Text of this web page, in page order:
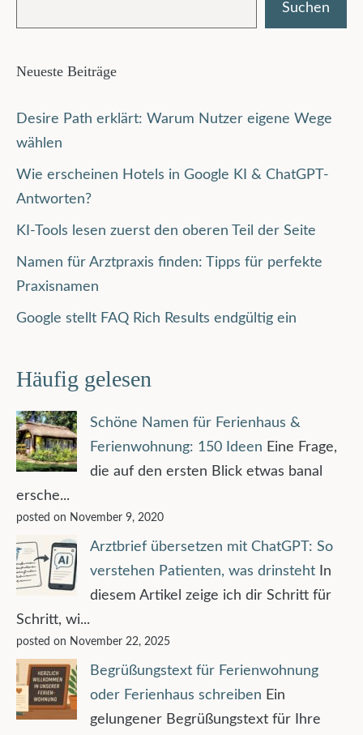
Suchen
Neueste Beiträge
Desire Path erklärt: Warum Nutzer eigene Wege
wählen
Wie erscheinen Hotels in Google KI & ChatGPT-
Antworten?
KI-Tools lesen zuerst den oberen Teil der Seite
Namen für Arztpraxis finden: Tipps für perfekte
Praxisnamen
Google stellt FAQ Rich Results endgültig ein
Häufig gelesen
Schöne Namen für Ferienhaus &
Ferienwohnung: 150 Ideen Eine Frage,
die auf den ersten Blick etwas banal
ersche...
posted on November 9, 2020
Arztbrief übersetzen mit ChatGPT: So
verstehen Patienten, was drinsteht
In
diesem Artikel zeige ich dir Schritt für
Schritt, wi...
posted on November 22, 2025
Begrüßungstext für Ferienwohnung
oder Ferienhaus schreiben Ein
gelungener Begrüßungstext für Ihre